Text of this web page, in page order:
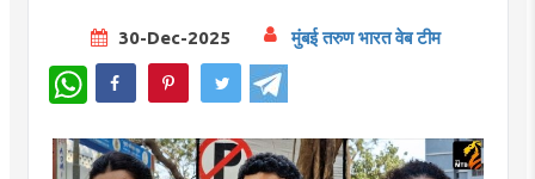
30-Dec-2025 मुंबई तरुण भारत वेब टीम
WhatsApp